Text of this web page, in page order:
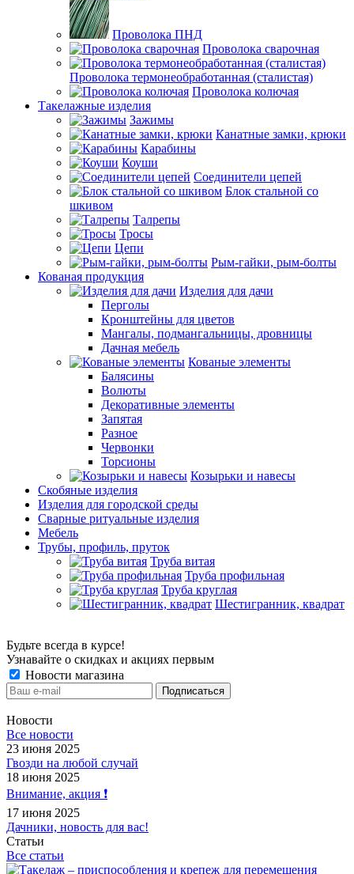
Проволока ПНД
Проволока сварочная
Проволока термонеобработанная (сталистая)
Проволока колючая
Такелажные изделия
Зажимы
Канатные замки, крюки
Карабины
Коуши
Соединители цепей
Блок стальной со
шкивом
Талрепы
Тросы
Цепи
Рым-гайки, рым-болты
Кованая продукция
Изделия для дачи
Перголы
Кронштейны для цветов
Мангалы, подмангальницы, дровницы
Дачная мебель
Кованые элементы
Балясины
Волюты
Декоративные элементы
Запятая
Разное
Червонки
Торсионы
Козырьки и навесы
Скобяные изделия
Изделия для городской среды
Сварные ритуальные изделия
Мебель
Трубы, профиль, пруток
Труба витая
Труба профильная
Труба круглая
Шестигранник, квадрат
Будьте всегда в курсе!
Узнавайте о скидках и акциях первым
Новости магазина
Новости
Все новости
23 июня 2025
Гвозди на любой случай
18 июня 2025
Внимание, акция ❗️
17 июня 2025
Дачники, новость для вас!
Статьи
Все статьи